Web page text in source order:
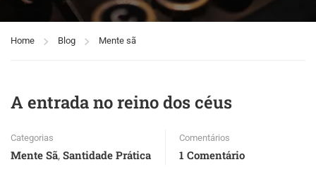
Home Blog Mente sã
A entrada no reino dos céus
Categorias
Mente Sã, Santidade Prática
Comentários
1 Comentário